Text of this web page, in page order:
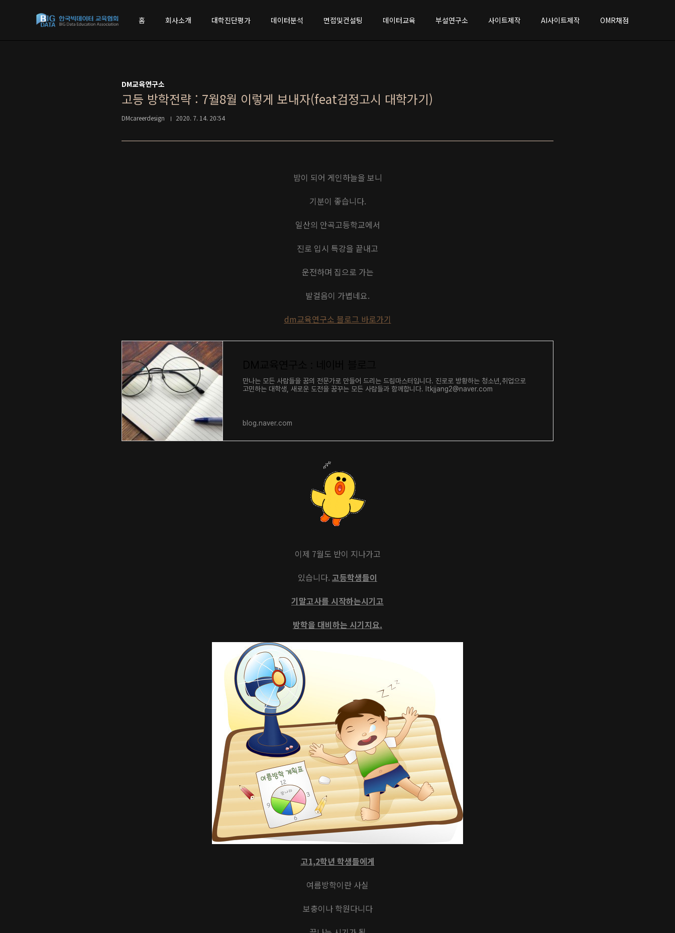
홈
회사소개 대학진단평가 데이터분석 면접및컨설팅 데이터교육 부설연구소 사이트제작 AI사이트제작 OMR채점
DM교육연구소
고등 방학전략 : 7월8월 이렇게 보내자(feat검정고시 대학가기)
DMcareerdesign 2020. 7. 14. 20:54
밤이 되어 게인하늘을 보니
기분이 좋습니다.
일산의 안곡고등학교에서
진로 입시 특강을 끝내고
운전하며 집으로 가는
발걸음이 가볍네요.
​dm교육연구소 블로그 바로가기
만나는 모든 사람들을 꿈의 전문가로 만들어 드리는 드림마스터입니다. 진로로 방황하는 청소년,취업으로
고민하는 대학생, 새로운 도전을 꿈꾸는 모든 사람들과 함께합니다. ltkjjang2@naver.com
blog.naver.com
이제 7월도 반이 지나가고
있습니다. 고등학생들이
기말고사를 시작하는시기고
방학을 대비하는 시기지요.
고1,2학년 학생들에게
여름방학이란 사실
보충이나 학원다니다